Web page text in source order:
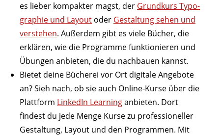
es lieber kompakter magst, der Grundkurs Typo­
graphie und Layout oder Gestaltung sehen und
verstehen. Außerdem gibt es viele Bücher, die
erklären, wie die Programme funk­tio­nieren und
Übungen anbieten, die du nach­bauen kannst.
Bietet deine Bücherei vor Ort digitale Angebote
an? Sieh nach, ob sie auch Online-Kurse über die
Plattform LinkedIn Learninganbieten. Dort
findest du jede Menge Kurse zu profes­sio­neller
Gestaltung, Layout und den Programmen. Mit